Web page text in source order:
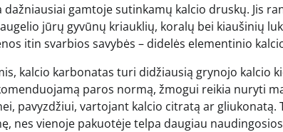
gamtoje sutinkamų kalcio druskų. Jis
jūrų gyvūnų kriauklių, koralų bei kiaušinių
itin svarbios savybės – didelės elementinio
kalcio karbonatas turi didžiausią grynojo kalcio
paros normą, žmogui reikia nuryti
pavyzdžiui, vartojant kalcio citratą ar
nes vienoje pakuotėje telpa daugiau